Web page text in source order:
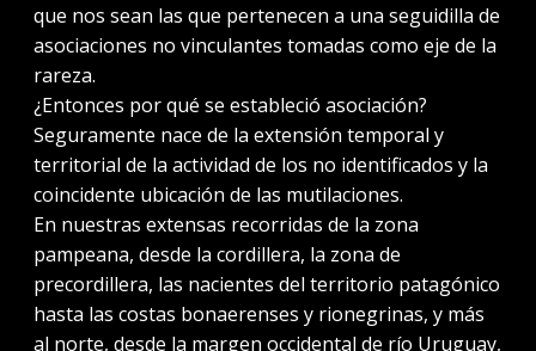
que nos sean las que pertenecen a una seguidilla de
asociaciones no vinculantes tomadas como eje de la
rareza.
¿Entonces por qué se estableció asociación?
Seguramente nace de la extensión temporal y
territorial de la actividad de los no identificados y la
coincidente ubicación de las mutilaciones.
En nuestras extensas recorridas de la zona
pampeana, desde la cordillera, la zona de
precordillera, las nacientes del territorio patagónico
hasta las costas bonaerenses y rionegrinas, y más
al norte, desde la margen occidental de río Uruguay,